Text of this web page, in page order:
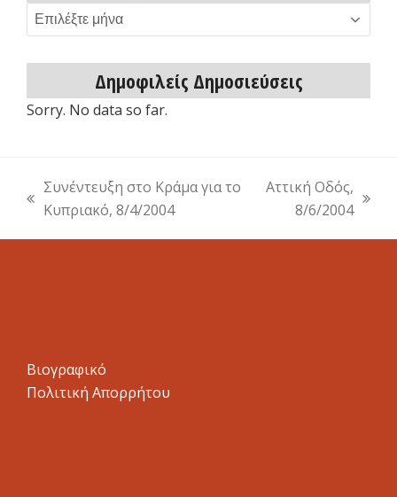
Αρχείο
δημοσιεύσεων
Δημοφιλείς Δημοσιεύσεις
Sorry. No data so far.
previous
Συνέντευξη στο Κράμα για το
Κυπριακό, 8/4/2004
Αττική Οδός,
8/6/2004
Βιογραφικό
Πολιτική Απορρήτου